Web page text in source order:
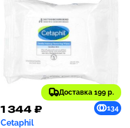
Доставка 199 р.
1 344 ₽ 134
Cetaphil